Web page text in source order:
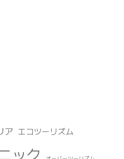
ア エコツーリズム
ック